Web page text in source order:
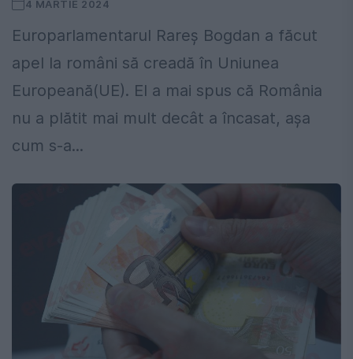
4 MARTIE 2024
Europarlamentarul Rareș Bogdan a făcut
apel la români să creadă în Uniunea
Europeană(UE). El a mai spus că România
nu a plătit mai mult decât a încasat, așa
cum s-a...